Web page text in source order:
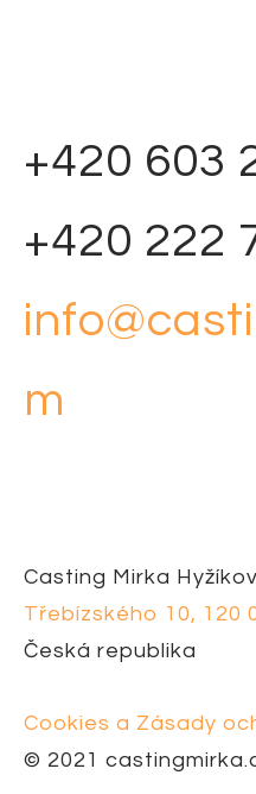
+420 603
+420 222
m
Casting Mirka
Třebízského 10, 120
Česká republika
Cookies a Zásady
© 2021